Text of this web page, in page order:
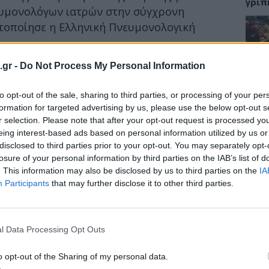
- Do Not Process My Personal Information
opt-out of the sale, sharing to third parties, or processing of your
for targeted advertising by us, please use the below opt-out
selection. Please note that after your opt-out request is processed
interest-based ads based on personal information utilized by us
to third parties prior to your opt-out. You may separately
of your personal information by third parties on the IAB’s list of
This information may also be disclosed by us to third parties on the
Participants that may further disclose it to other third parties.
Data Processing Opt Outs
opt-out of the Sharing of my personal data.
ιατρών στην σύγχρονη
η Ελληνική Πνευμονολογική
Ιατρικής είχαν την ευκαιρία να
για τον ρόλο του πνευμονολόγου σε
ιατρείο, στην ενασχόλησή του με το
επείγουσα Ιατρική, στη Μονάδα
Πνευμονολογία, καθώς και στη
εκπρόσωποι της ΕΠΕ. Οι γιατροί
των ελληνικών πανεπιστημίων
Λάρισα, Πάτρα και
5